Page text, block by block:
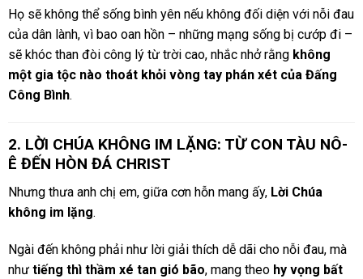
Họ sẽ không thể sống bình yên nếu không đối diện với nỗi đau
của dân lành, vì bao oan hồn – những mạng sống bị cướp đi –
sẽ khóc than đòi công lý từ trời cao, nhắc nhở rằng không
một gia tộc nào thoát khỏi vòng tay phán xét của Đấng
Công Bình.
2. LỜI CHÚA KHÔNG IM LẶNG: TỪ CON TÀU NÔ-
Ê ĐẾN HÒN ĐÁ CHRIST
Nhưng thưa anh chị em, giữa cơn hỗn mang ấy, Lời Chúa
không im lặng.
Ngài đến không phải như lời giải thích dễ dãi cho nỗi đau, mà
như tiếng thì thầm xé tan gió bão, mang theo hy vọng bất